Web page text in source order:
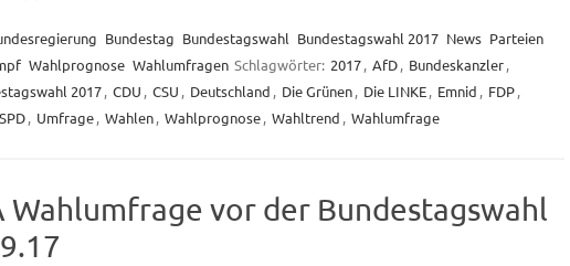
Bundestag Bundestagswahl Bundestagswahl 2017 News Parteien
Wahlprognose Wahlumfragen Schlagwörter: 2017, AfD, Bundeskanzler,
2017, CDU , CSU , Deutschland , Die Grünen, Die LINKE, Emnid , FDP,
SPD, Umfrage, Wahlen, Wahlprognose, Wahltrend , Wahlumfrage
Wahlumfrage vor der Bundestagswahl